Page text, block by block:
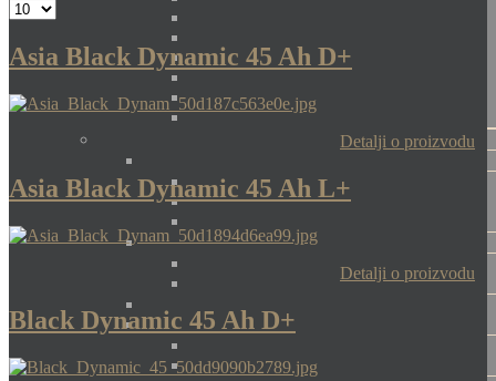
Asia Black Dynamic 45 Ah D+
Detalji o proizvodu
Asia Black Dynamic 45 Ah L+
Detalji o proizvodu
Black Dynamic 45 Ah D+